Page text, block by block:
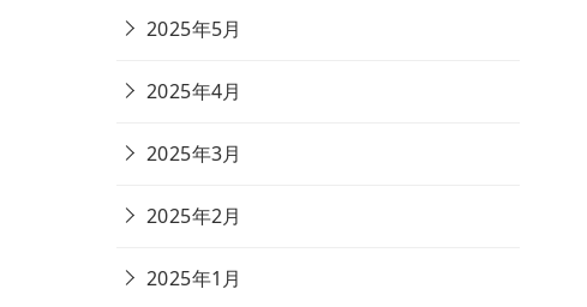
2025年5月
2025年4月
2025年3月
2025年2月
2025年1月